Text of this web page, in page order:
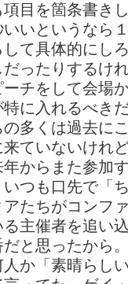
項目を箇条書き
いいというなら
して具体的にし
だったりするけ
ーチをして会場
特に入れるべき
の多くは過去に
来ていないけれ
年からまた参加
いつも口先で「
アたちがコンフ
主催者を追い
だと思ったから
か「素晴らし